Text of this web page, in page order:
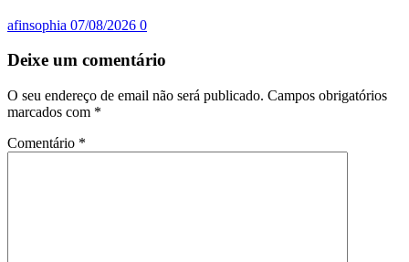
afinsophia 07/08/2026 0
Deixe um comentário
O seu endereço de email não será publicado. Campos obrigatórios
marcados com *
Comentário *